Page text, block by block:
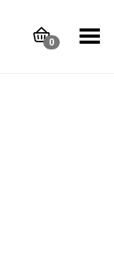
0
Toggle Menu